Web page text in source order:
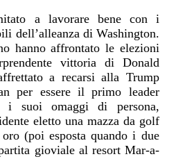
a lavorare bene con i
dell’alleanza di Washington.
hanno affrontato le elezioni
vittoria di Donald
a recarsi alla Trump
per essere il primo leader
i suoi omaggi di persona,
eletto una mazza da golf
(poi esposta quando i due
gioviale al resort Mar-a-